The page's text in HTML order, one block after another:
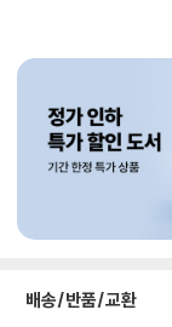
배송/반품/교환